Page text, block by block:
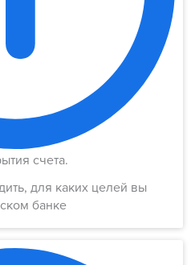
счета​.
для каких целей вы
банке